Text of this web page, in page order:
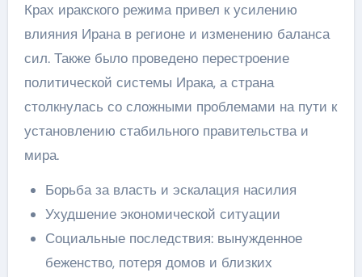
Крах иракского режима привел к усилению
влияния Ирана в регионе и изменению баланса
сил. Также было проведено перестроение
политической системы Ирака, а страна
столкнулась со сложными проблемами на пути к
установлению стабильного правительства и
мира.
Борьба за власть и эскалация насилия
Ухудшение экономической ситуации
Социальные последствия: вынужденное
беженство, потеря домов и близких